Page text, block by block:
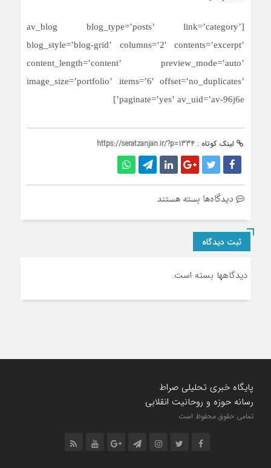
[av_blog blog_type=’posts’ link=’category’
blog_style=’blog-grid’ columns=’2′ contents=’excerpt’
content_length=’content’ preview_mode=’auto’
image_size=’portfolio’ items=’6′ offset=’no_duplicates’
paginate=’yes’ av_uid=’av-96j6e’]
لینک کوتاه : https://seratzanjan.ir/?p=1334
دیدگاه‌ها برای
های
وبلاگ
بسته هستند
ثبت دیدگاه
دیدگاهها بسته است.
پایگاه خبری تحلیلی صراط
رسانه حوزه و روحانیت انقلابی
تمامی حقوق محفوظ است